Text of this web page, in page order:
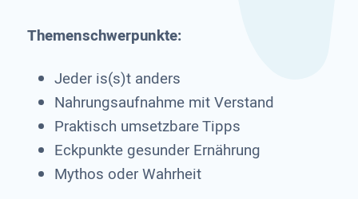
Themenschwerpunkte:
Jeder is(s)t anders
Nahrungsaufnahme mit Verstand
Praktisch umsetzbare Tipps
Eckpunkte gesunder Ernährung
Mythos oder Wahrheit